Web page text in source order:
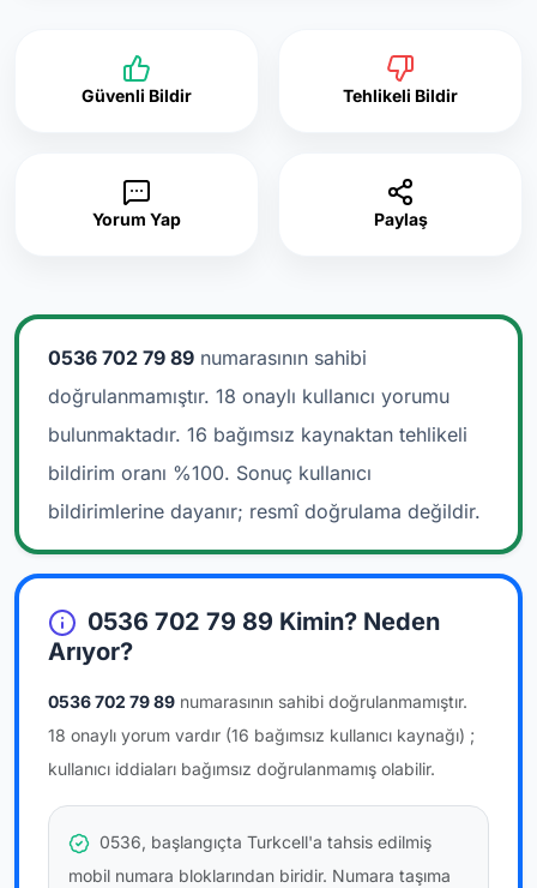
Güvenli Bildir Tehlikeli Bildir
Yorum Yap Paylaş
0536 702 79 89 numarasının sahibi
doğrulanmamıştır. 18 onaylı kullanıcı yorumu
bulunmaktadır. 16 bağımsız kaynaktan tehlikeli
bildirim oranı %100. Sonuç kullanıcı
bildirimlerine dayanır; resmî doğrulama değildir.
0536 702 79 89 Kimin? Neden
Arıyor?
0536 702 79 89 numarasının sahibi doğrulanmamıştır.
18 onaylı yorum vardır (16 bağımsız kullanıcı kaynağı) ;
kullanıcı iddiaları bağımsız doğrulanmamış olabilir.
0536, başlangıçta Turkcell'a tahsis edilmiş
mobil numara bloklarından biridir. Numara taşıma